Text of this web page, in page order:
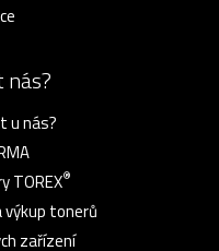
u nás?
TOREX®
výkup tonerů
zařízení